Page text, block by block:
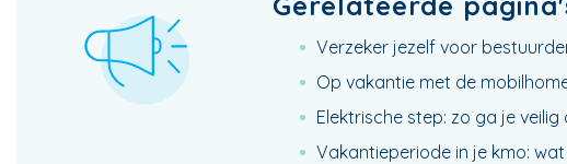
Verzeker jezelf voor
Op vakantie met de
Elektrische step: zo ga je veilig
Vakantieperiode in je kmo: